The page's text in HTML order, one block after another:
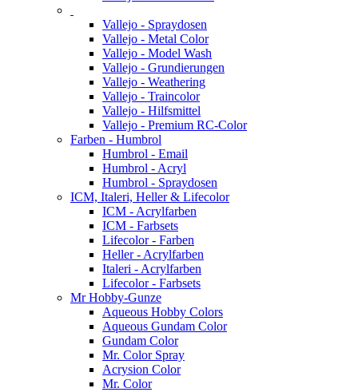
Vallejo - Spraydosen
Vallejo - Metal Color
Vallejo - Model Wash
Vallejo - Grundierungen
Vallejo - Weathering
Vallejo - Traincolor
Vallejo - Hilfsmittel
Vallejo - Premium RC-Color
Farben - Humbrol
Humbrol - Email
Humbrol - Acryl
Humbrol - Spraydosen
ICM, Italeri, Heller & Lifecolor
ICM - Acrylfarben
ICM - Farbsets
Lifecolor - Farben
Heller - Acrylfarben
Italeri - Acrylfarben
Lifecolor - Farbsets
Mr Hobby-Gunze
Aqueous Hobby Colors
Aqueous Gundam Color
Gundam Color
Mr. Color Spray
Acrysion Color
Mr. Color